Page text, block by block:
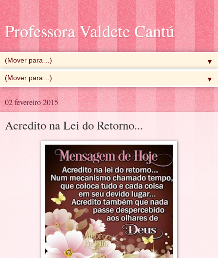
Professora Valdete Cantú
▼
▼
02 fevereiro 2015
Acredito na Lei do Retorno...